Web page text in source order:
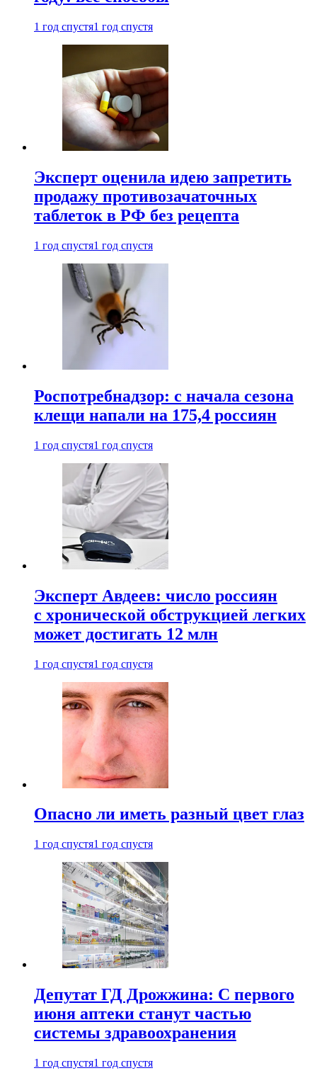
1 год спустя1 год спустя
Эксперт оценила идею запретить
продажу противозачаточных
таблеток в РФ без рецепта
1 год спустя1 год спустя
Роспотребнадзор: с начала сезона
клещи напали на 175,4 россиян
1 год спустя1 год спустя
Эксперт Авдеев: число россиян
с хронической обструкцией легких
может достигать 12 млн
1 год спустя1 год спустя
Опасно ли иметь разный цвет глаз
1 год спустя1 год спустя
Депутат ГД Дрожжина: С первого
июня аптеки станут частью
системы здравоохранения
1 год спустя1 год спустя